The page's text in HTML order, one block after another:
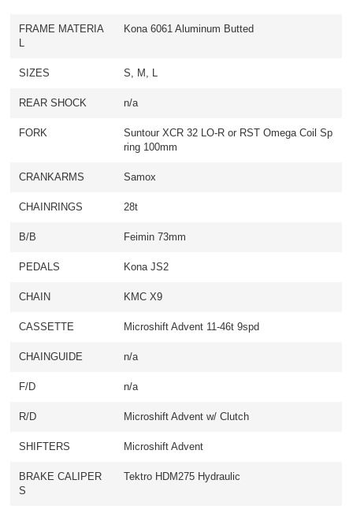
FRAME MATERIA
Kona 6061 Aluminum Butted
SIZES S, M, L
REAR SHOCK n/a
FORK
Suntour XCR 32 LO-R or RST Omega Coil Sp
ring 100mm
CRANKARMS Samox
CHAINRINGS 28t
B/B Feimin 73mm
PEDALS Kona JS2
CHAIN KMC X9
CASSETTE Microshift Advent 11-46t 9spd
CHAINGUIDE n/a
F/D n/a
R/D Microshift Advent w/ Clutch
SHIFTERS Microshift Advent
BRAKE CALIPER
S
Tektro HDM275 Hydraulic